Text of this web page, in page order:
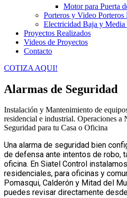
Motor para Puerta
Porteros y Video Porteros
Electricidad Baja y Media
Proyectos Realizados
Videos de Proyectos
Contacto
COTIZA AQUI!
Alarmas de Seguridad
Instalación y Mantenimiento de
residencial e industrial. Operaciones
Seguridad para tu Casa o Oficina
Una alarma de seguridad bien
de defensa ante intentos de robo,
oficina. En Siatel Control
residenciales, para oficinas y
Pomasqui, Calderón y Mitad del
puedes revisar directamente